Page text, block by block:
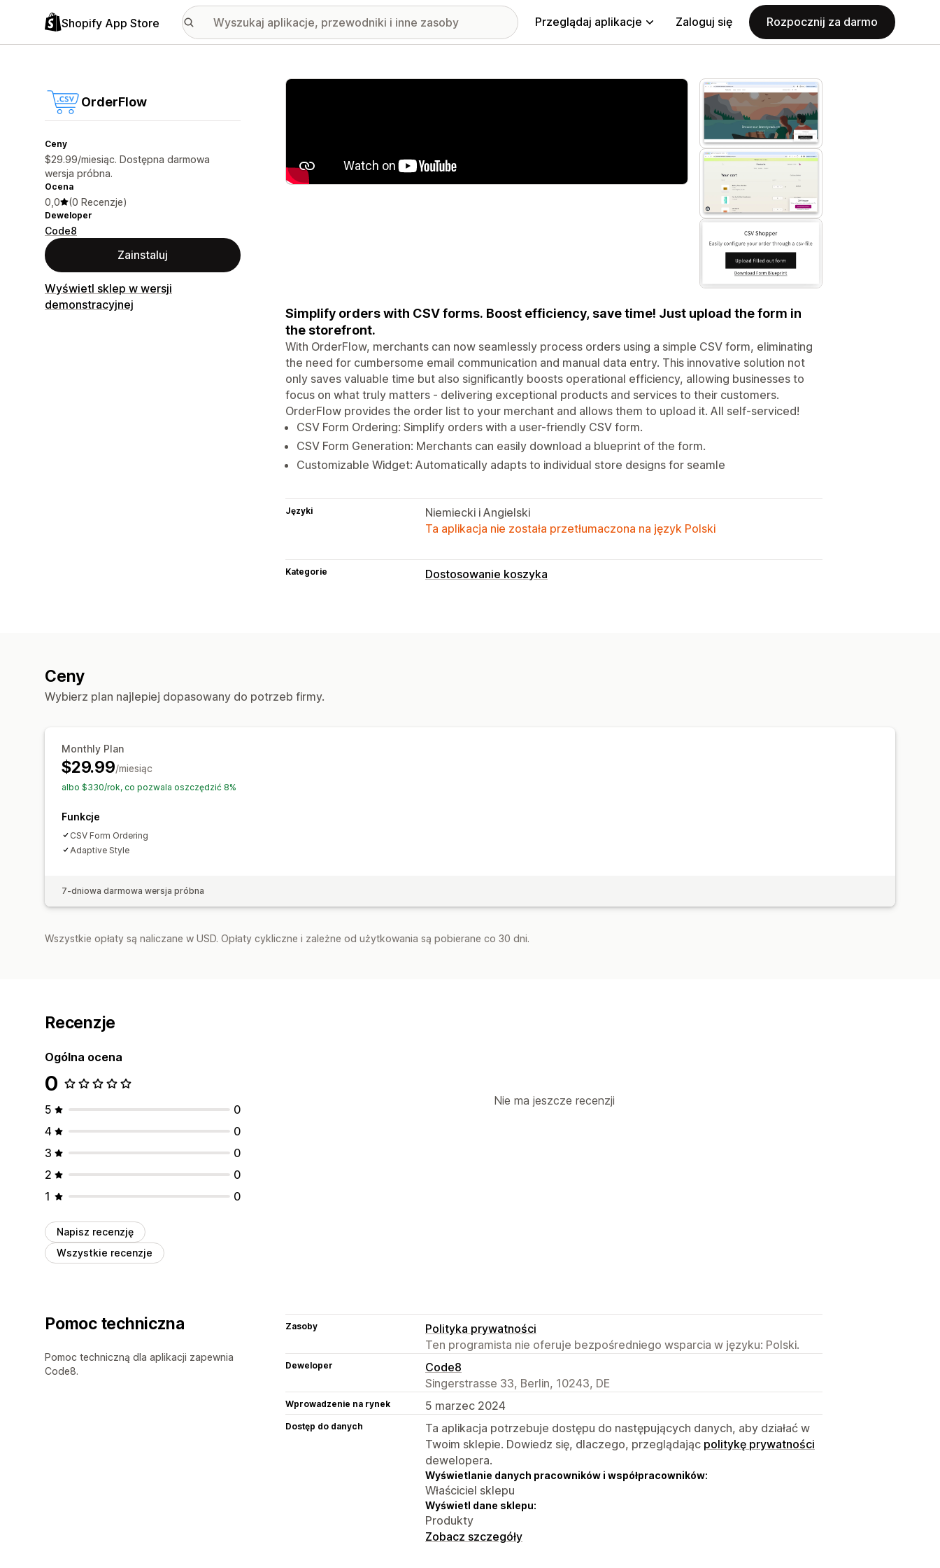
Shopify App Store Przeglądaj aplikacje Zaloguj się Rozpocznij za darmo
OrderFlow
Ceny
$29.99/miesiąc. Dostępna darmowa
wersja próbna.
Ocena
0,0 (0 Recenzje)
Deweloper
Code8
Zainstaluj
Wyświetl sklep w wersji
demonstracyjnej
Wyróżnione obrazy w galerii
Simplify orders with CSV forms. Boost efficiency, save time! Just upload the form in
the storefront.
With OrderFlow, merchants can now seamlessly process orders using a simple CSV form, eliminating
the need for cumbersome email communication and manual data entry. This innovative solution not
only saves valuable time but also significantly boosts operational efficiency, allowing businesses to
focus on what truly matters - delivering exceptional products and services to their customers.
OrderFlow provides the order list to your merchant and allows them to upload it. All self-serviced!
CSV Form Ordering: Simplify orders with a user-friendly CSV form.
CSV Form Generation: Merchants can easily download a blueprint of the form.
Customizable Widget: Automatically adapts to individual store designs for seamle
Języki
Niemiecki i Angielski
Ta aplikacja nie została przetłumaczona na język Polski
Kategorie Dostosowanie koszyka
Ceny
Wybierz plan najlepiej dopasowany do potrzeb firmy.
Monthly Plan
$29.99/miesiąc
albo $330/rok, co pozwala oszczędzić 8%
Funkcje
CSV Form Ordering
Adaptive Style
7-dniowa darmowa wersja próbna
Wszystkie opłaty są naliczane w USD. Opłaty cykliczne i zależne od użytkowania są pobierane co 30 dni.
Recenzje
Ogólna ocena
0
5
0
4
0
3
0
2
0
1
0
Napisz recenzję
Wszystkie recenzje
Nie ma jeszcze recenzji
Pomoc techniczna
Pomoc techniczną dla aplikacji zapewnia
Code8.
Zasoby
Polityka prywatności
Ten programista nie oferuje bezpośredniego wsparcia w języku: Polski.
Deweloper
Code8
Singerstrasse 33, Berlin, 10243, DE
Wprowadzenie na rynek 5 marzec 2024
Dostęp do danych
Ta aplikacja potrzebuje dostępu do następujących danych, aby działać w
Twoim sklepie. Dowiedz się, dlaczego, przeglądając politykę prywatności
dewelopera.
Wyświetlanie danych pracowników i współpracowników:
Właściciel sklepu
Wyświetl dane sklepu:
Produkty
Zobacz szczegóły